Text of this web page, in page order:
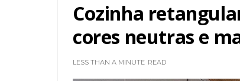
Cozinha
cores neutras e
LESS THAN A MINUTE READ